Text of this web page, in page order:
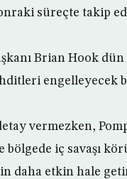
süreçte takip
Brian Hook dün
vermezken,
bölgede iç savaşı
daha etkin hale